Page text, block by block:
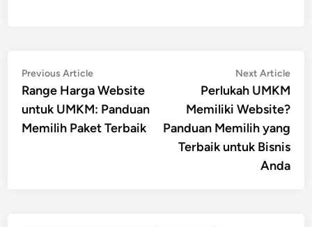
Post
navigation
Previous ArticlePrevious
article:
Range Harga Website
untuk UMKM: Panduan
Memilih Paket Terbaik
Next Article
Perlukah UMKM
Memiliki Website?
Panduan Memilih yang
Terbaik untuk Bisnis
Anda